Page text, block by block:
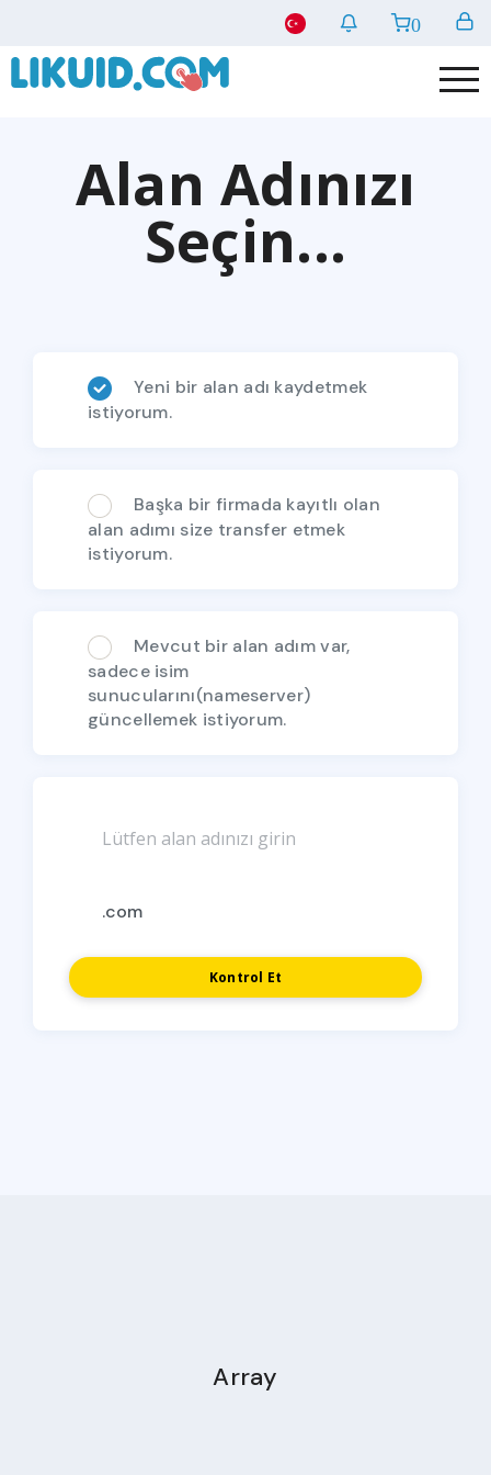
0
Alan Adınızı
Seçin...
Yeni bir alan adı kaydetmek
istiyorum.
Başka bir firmada kayıtlı olan
alan adımı size transfer etmek
istiyorum.
Mevcut bir alan adım var,
sadece isim
sunucularını(nameserver)
güncellemek istiyorum.
Kontrol Et
Array